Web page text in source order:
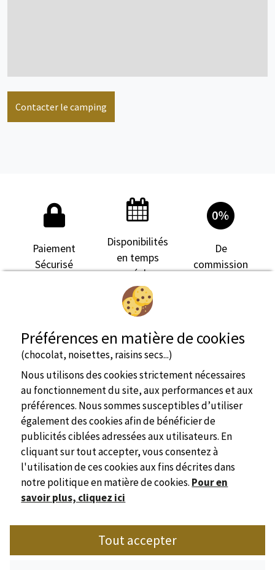
Mobil home
voir + d'infos
Mobil home 6 personne(s)
voir + d'infos
Mobil home 4 personne(s)
voir + d'infos
Contacter le camping
Paiement
Sécurisé
Disponibilités
en temps
réel
De
commission
Site officiel
Syndicat de l'Hôtellerie de Plein Air de Dordogne
Place Marc Busson - 24200 Sarlat
Préférences en matière de cookies
(chocolat, noisettes, raisins secs...)
Nous utilisons des cookies strictement nécessaires
au fonctionnement du site, aux performances et aux
préférences. Nous sommes susceptibles d’utiliser
également des cookies afin de bénéficier de
publicités ciblées adressées aux utilisateurs. En
cliquant sur tout accepter, vous consentez à
l'utilisation de ces cookies aux fins décrites dans
notre politique en matière de cookies. Pour en
savoir plus, cliquez ici
Tout accepter